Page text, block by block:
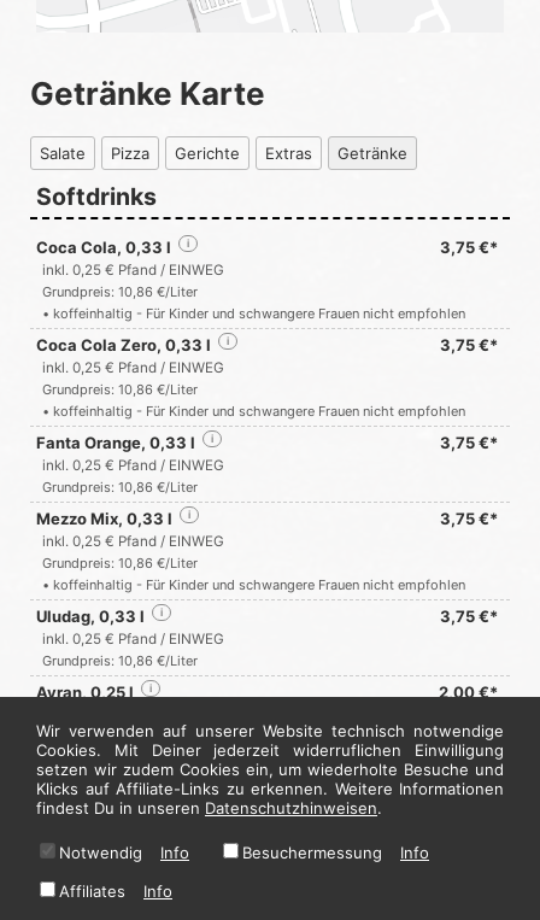
Getränke Karte
Salate Pizza Gerichte Extras Getränke
Softdrinks
Coca Cola, 0,33 l 3,75 €*
i
inkl. 0,25 € Pfand / EINWEG
Grundpreis: 10,86 €/Liter
• koffeinhaltig - Für Kinder und schwangere Frauen nicht empfohlen
Coca Cola Zero, 0,33 l 3,75 €*
i
inkl. 0,25 € Pfand / EINWEG
Grundpreis: 10,86 €/Liter
• koffeinhaltig - Für Kinder und schwangere Frauen nicht empfohlen
Fanta Orange, 0,33 l 3,75 €*
i
inkl. 0,25 € Pfand / EINWEG
Grundpreis: 10,86 €/Liter
Mezzo Mix, 0,33 l 3,75 €*
i
inkl. 0,25 € Pfand / EINWEG
Grundpreis: 10,86 €/Liter
• koffeinhaltig - Für Kinder und schwangere Frauen nicht empfohlen
Uludag, 0,33 l 3,75 €*
i
inkl. 0,25 € Pfand / EINWEG
Grundpreis: 10,86 €/Liter
Ayran, 0,25 l 2,00 €*
i
Wasser, 0,5 l 3,00 €*
inkl. 0,25 € Pfand / EINWEG
Grundpreis: 5,75 €/Liter
Jetzt hier bestellen
Wir verwenden auf unserer Website technisch notwendige
Cookies. Mit Deiner jederzeit widerruflichen Einwilligung
setzen wir zudem Cookies ein, um wiederholte Besuche und
Klicks auf Affiliate-Links zu erkennen. Weitere Informationen
findest Du in unseren Datenschutzhinweisen.
Notwendig Info Besuchermessung
Info
Affiliates
Info